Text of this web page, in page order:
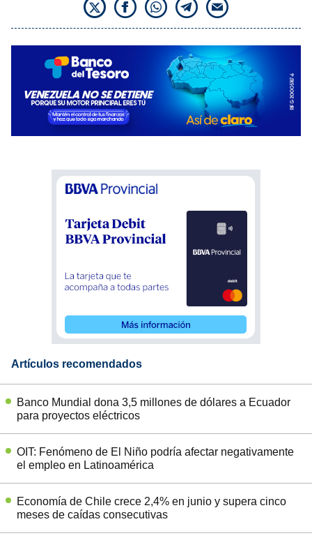
Artículos recomendados
Banco Mundial dona 3,5 millones de dólares a Ecuador
para proyectos eléctricos
OIT: Fenómeno de El Niño podría afectar negativamente
el empleo en Latinoamérica
Economía de Chile crece 2,4% en junio y supera cinco
meses de caídas consecutivas